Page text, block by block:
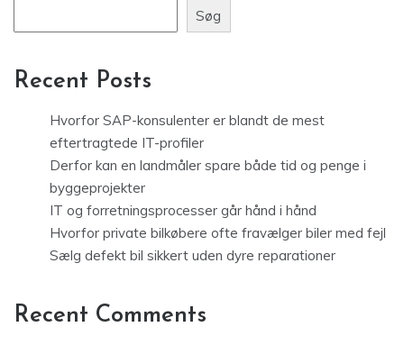
Søg
Recent Posts
Hvorfor SAP-konsulenter er blandt de mest
eftertragtede IT-profiler
Derfor kan en landmåler spare både tid og penge i
byggeprojekter
IT og forretningsprocesser går hånd i hånd
Hvorfor private bilkøbere ofte fravælger biler med fejl
Sælg defekt bil sikkert uden dyre reparationer
Recent Comments